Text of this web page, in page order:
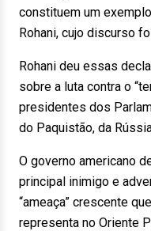
constituem um
Rohani, cujo discurso
Rohani deu essas
sobre a luta contra o
presidentes dos
do Paquistão, da
O governo americano
principal inimigo e
“ameaça” crescente
representa no Oriente